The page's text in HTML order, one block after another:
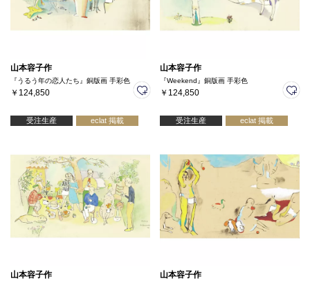
山本容子作
『うるう年の恋人たち』銅版画 手彩色
￥124,850
山本容子作
『Weekend』銅版画 手彩色
￥124,850
受注生産 eclat 掲載
山本容子作
受注生産 eclat 掲載
山本容子作